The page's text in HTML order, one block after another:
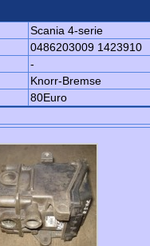
Scania 4-serie
0486203009 1423910
-
Knorr-Bremse
80Euro